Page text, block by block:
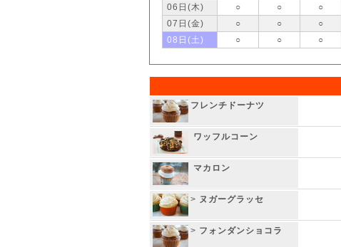
06日(木)
○ ○ ○
07日(金)
○ ○ ○
08日(土)
○ ○ ○
フレンチドーナツ
ワッフルコーン
マカロン
> ヌガーグラッセ
> フォンダンショコラ